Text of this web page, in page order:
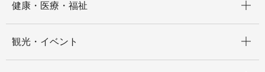
健康・医療・福祉
観光・イベント